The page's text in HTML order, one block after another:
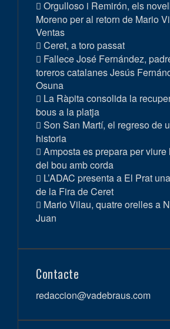
Orgulloso i Remirón, els
Moreno per al retorn de Mario
Ventas
Ceret, a toro passat
Fallece José Fernández,
toreros catalanes Jesús
Osuna
La Ràpita consolida la
bous a la platja
Son San Martí, el regreso de
historia
Amposta es prepara per viure
del bou amb corda
L’ADAC presenta a El Prat
de la Fira de Ceret
Mario Vilau, quatre orelles a
Juan
Contacte
redaccion@vadebraus.com